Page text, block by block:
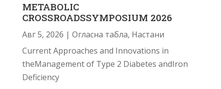
METABOLIC
CROSSROADSSYMPOSIUM 2026
Авг 5, 2026 | Огласна табла, Настани
Current Approaches and Innovations in
theManagement of Type 2 Diabetes andIron
Deficiency